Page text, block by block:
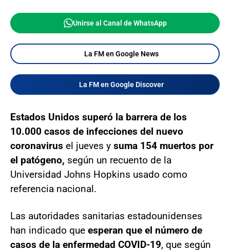
Unirse al Canal de WhatsApp
La FM en Google News
La FM en Google Discover
Estados Unidos superó la barrera de los
10.000 casos de infecciones del nuevo
coronavirus el jueves y suma 154 muertos por
el patógeno, según un recuento de la
Universidad Johns Hopkins usado como
referencia nacional.
Las autoridades sanitarias estadounidenses
han indicado que esperan que el número de
casos de la enfermedad COVID-19, que según